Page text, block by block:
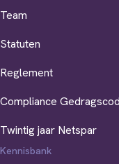
Team
Statuten
Reglement
Compliance
Twintig jaar Netspar
Kennisbank